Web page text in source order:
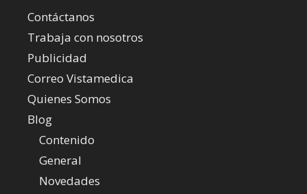
Contáctanos
Trabaja con nosotros
Publicidad
Correo Vistamedica
Quienes Somos
Blog
Contenido
General
Novedades